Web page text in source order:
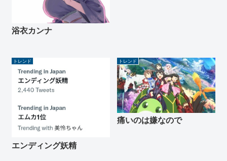
浴衣カンナ
トレンド
エンディング妖精
トレンド
痛いのは嫌なので